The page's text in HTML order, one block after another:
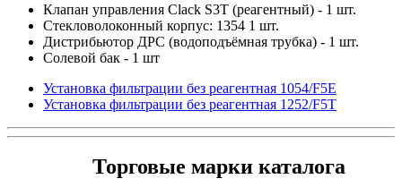
Клапан управления Clack S3T (реагентный) - 1 шт.
Стекловолоконный корпус: 1354 1 шт.
Дистрибьютор ДРС (водоподъёмная трубка) - 1 шт.
Солевой бак - 1 шт
Установка фильтрации без реагентная 1054/F5Е
Установка фильтрации без реагентная 1252/F5T
Торговые марки каталога